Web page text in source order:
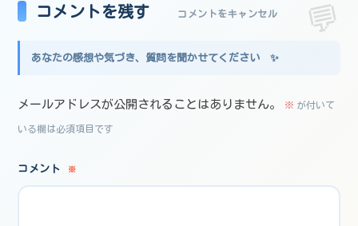
コメントを残す コメントをキャンセル
メールアドレスが公開されることはありません。 ※ が付いて
いる欄は必須項目です
コメント ※